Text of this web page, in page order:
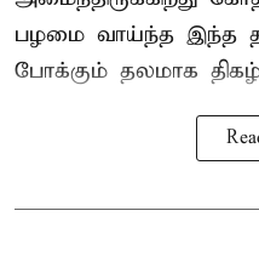
பழமை வாய்ந்த இந்த
போக்கும் தலமாக